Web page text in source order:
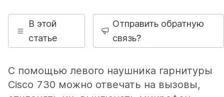
В этой
статье
Отправить обратную
связь?
С помощью левого наушника гарнитуры
Cisco 730 можно отвечать на вызовы,